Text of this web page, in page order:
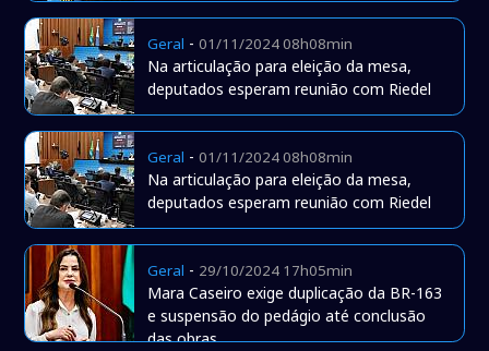
Geral -01/11/2024 08h08min
Na articulação para eleição da mesa,
deputados esperam reunião com Riedel
Geral -01/11/2024 08h08min
Na articulação para eleição da mesa,
deputados esperam reunião com Riedel
Geral - 29/10/2024 17h05min
Mara Caseiro exige duplicação da BR-163
e suspensão do pedágio até conclusão
das obras